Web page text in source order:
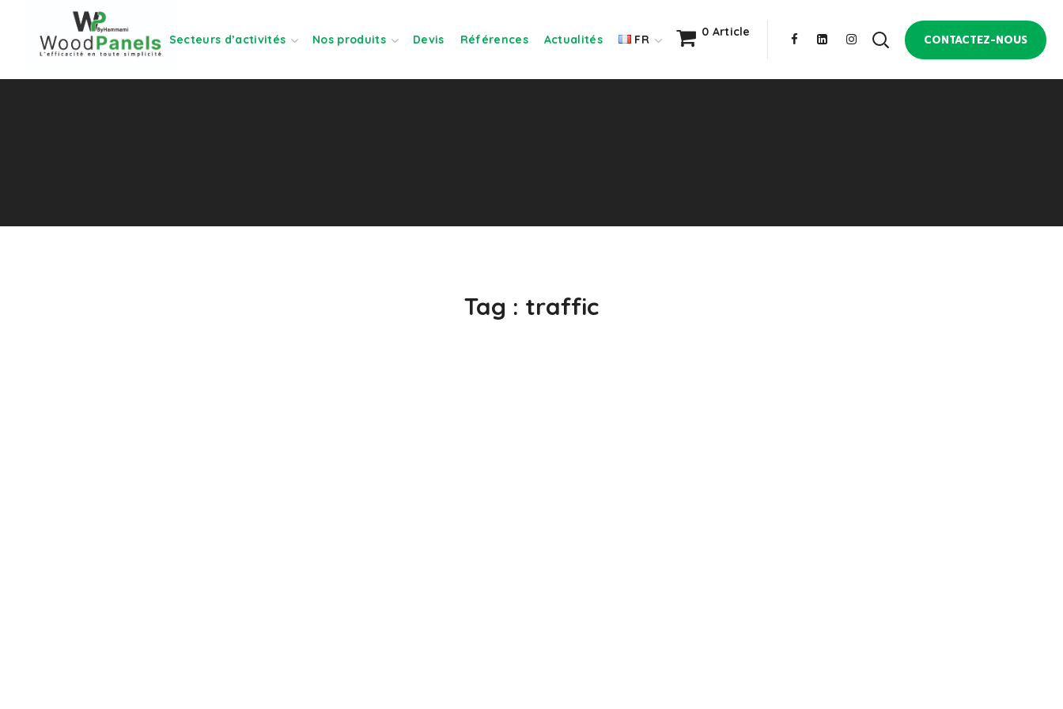
Secteurs d’activités Nos produits Devis Références Actualités FR
0 Article
CONTACTEZ-NOUS
Tag : traffic